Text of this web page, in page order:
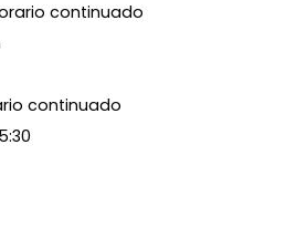
continuado
continuado